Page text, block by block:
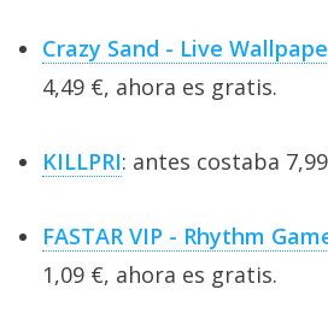
Crazy Sand - Live
4,49 €, ahora es gratis.
KILLPRI: antes costaba
FASTAR VIP - Rhythm
1,09 €, ahora es gratis.